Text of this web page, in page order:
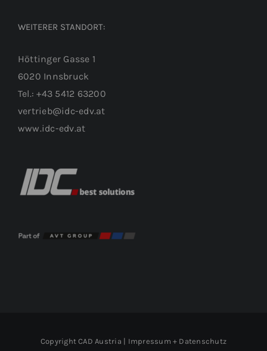
WEITERER STANDORT:
Höttinger Gasse 1
6020 Innsbruck
Tel.: +43 5412 63200
vertrieb@idc-edv.at
www.idc-edv.at
Copyright CAD Austria | Impressum + Datenschutz